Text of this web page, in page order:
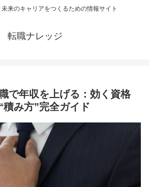
来のキャリアをつくるための情報サイト
転職ナレッジ
で年収を上げる：効く資格
積み方”完全ガイド